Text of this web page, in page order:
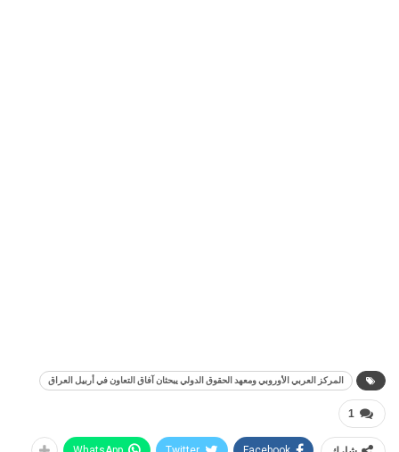
المركز العربي الأوروبي ومعهد الحقوق الدولي يبحثان آفاق التعاون في أربيل العراق
1